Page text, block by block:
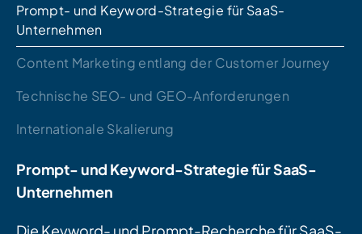
Prompt- und Keyword-Strategie für SaaS-
Unternehmen
Content Marketing entlang der Customer Journey
Technische SEO- und GEO-Anforderungen
Internationale Skalierung
Prompt- und Keyword-Strategie für SaaS-
Unternehmen